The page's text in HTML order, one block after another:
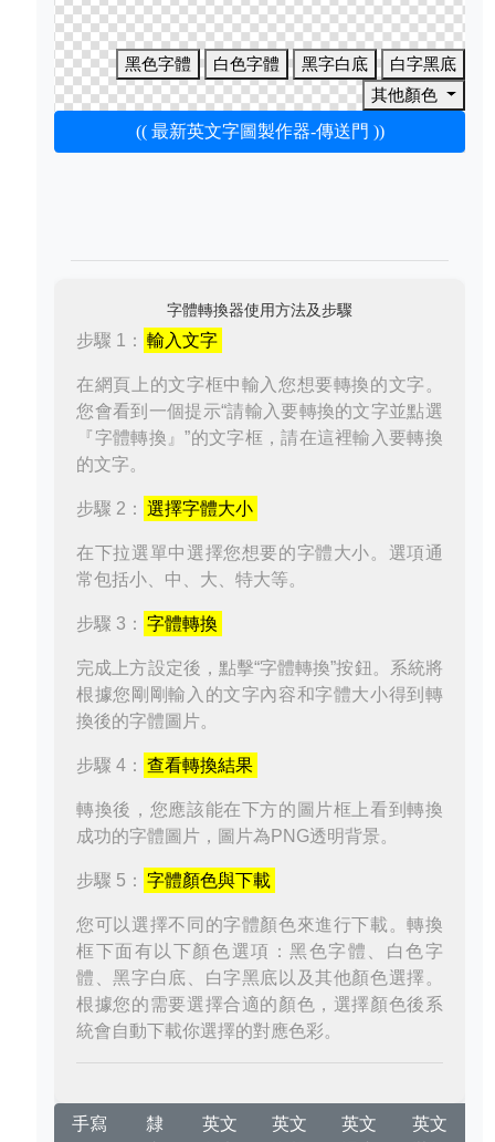
黑色字體 白色字體 黑字白底
白字黑底
其他顏色
(( 最新英文字圖製作器-傳送門 ))
字體轉換器使用方法及步驟
步驟 1： 輸入文字
在網頁上的文字框中輸入您想要轉換的文字。
您會看到一個提示“請輸入要轉換的文字並點選
『字體轉換』”的文字框，請在這裡輸入要轉換
的文字。
步驟 2： 選擇字體大小
在下拉選單中選擇您想要的字體大小。選項通
常包括小、中、大、特大等。
步驟 3： 字體轉換
完成上方設定後，點擊“字體轉換”按鈕。系統將
根據您剛剛輸入的文字內容和字體大小得到轉
換後的字體圖片。
步驟 4： 查看轉換結果
轉換後，您應該能在下方的圖片框上看到轉換
成功的字體圖片，圖片為PNG透明背景。
步驟 5： 字體顏色與下載
您可以選擇不同的字體顏色來進行下載。轉換
框下面有以下顏色選項：黑色字體、白色字
體、黑字白底、白字黑底以及其他顏色選擇。
根據您的需要選擇合適的顏色，選擇顏色後系
統會自動下載你選擇的對應色彩。
手寫
隸
英文
英文
英文
英文